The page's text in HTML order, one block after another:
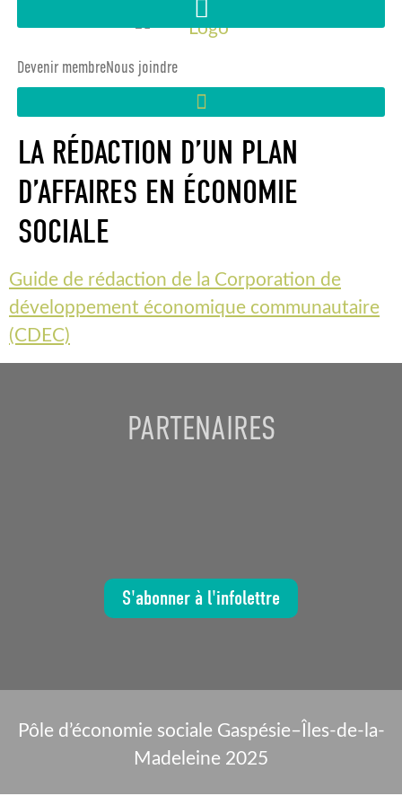
Devenir membreNous joindre
LA RÉDACTION D’UN PLAN
D’AFFAIRES EN ÉCONOMIE
SOCIALE
Guide de rédaction de la Corporation de
développement économique communautaire
(CDEC)
PARTENAIRES
S'abonner à l'infolettre
Pôle d’économie sociale Gaspésie–Îles-de-la-
Madeleine 2025